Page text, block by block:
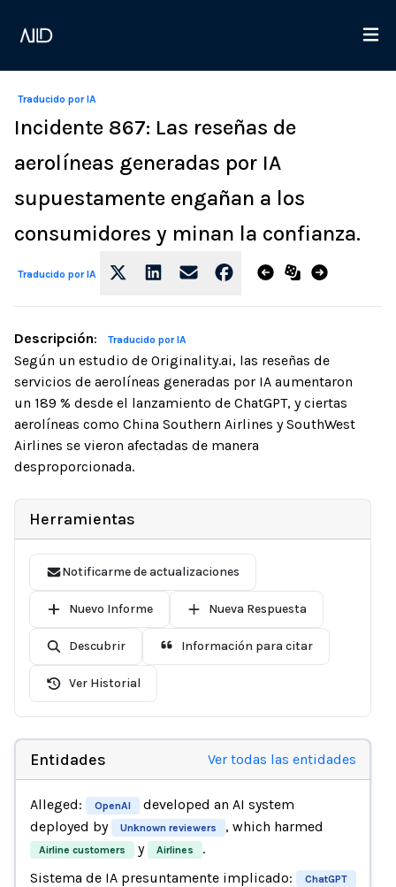
Traducido por IA
Incidente 867: Las reseñas de
aerolíneas generadas por IA
supuestamente engañan a los
consumidores y minan la confianza.
Traducido por IA
Descripción: Traducido por IA
Según un estudio de Originality.ai, las reseñas de
servicios de aerolíneas generadas por IA aumentaron
un 189 % desde el lanzamiento de ChatGPT, y ciertas
aerolíneas como China Southern Airlines y SouthWest
Airlines se vieron afectadas de manera
desproporcionada.
Herramientas
Notificarme de actualizaciones
Nuevo Informe Nueva Respuesta
Descubrir Información para citar
Ver Historial
Entidades Ver todas las entidades
Alleged: OpenAI
developed an AI system
deployed by
Unknown reviewers , which harmed
Airline customers y Airlines
.
Sistema de IA presuntamente implicado:
ChatGPT